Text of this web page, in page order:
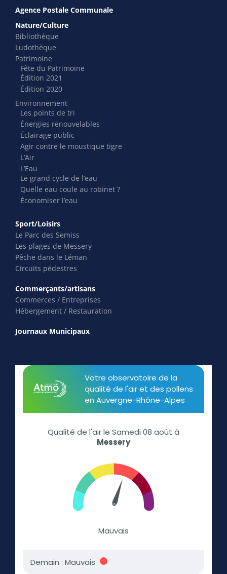
Agence Postale Communale
Nature/Culture
Bibliothèque
Ludothèque
Patrimoine
Fête du Patrimoine
Édition 2021
Édition 2020
Environnement
Les points de tri
Énergies renouvelables
Éclairage public
Agir contre le moustique tigre
L’Air
L’Eau
Le grand cycle de l’eau
Quelle eau coule au robinet ?
Économiser l’eau
Sport/Loisirs
Le Parc des Semiss
Les plages de Messery
Pêche dans le Léman
Circuits pédestres
Commerçants/artisans
Commerces / Entreprises
Hébergement / Restauration
Journaux Municipaux